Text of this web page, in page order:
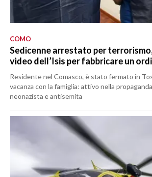
COMO
Sedicenne arrestato per
video dell’Isis per fabbricare un
Residente nel Comasco, è stato fermato in
vacanza con la famiglia: attivo nella
neonazista e antisemita